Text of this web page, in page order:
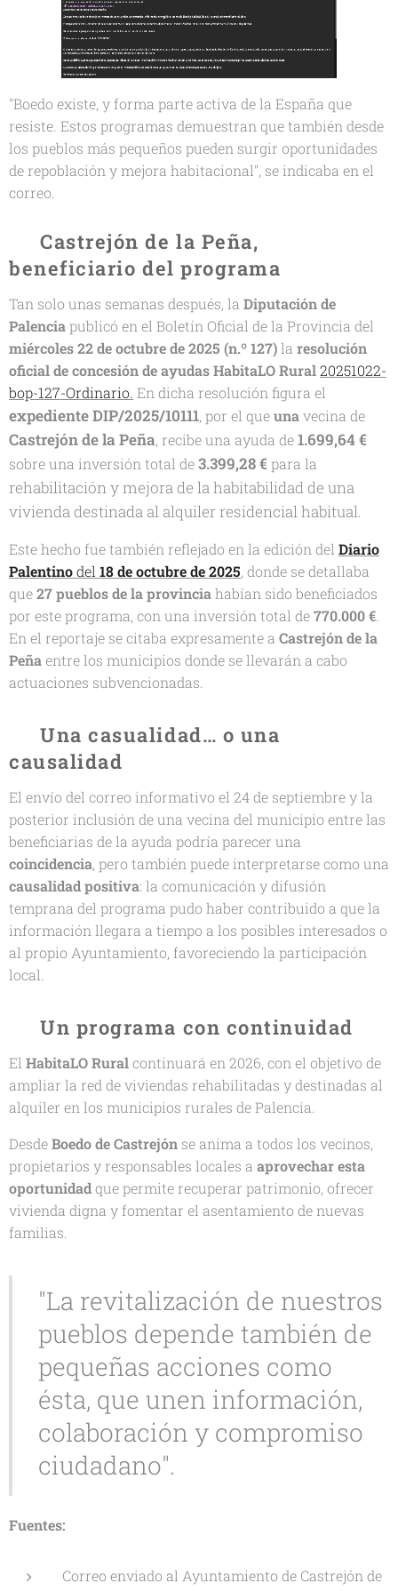
"Boedo existe, y forma parte activa de la España que
resiste. Estos programas demuestran que también desde
los pueblos más pequeños pueden surgir oportunidades
de repoblación y mejora habitacional", se indicaba en el
correo.
📰 Castrejón de la Peña,
beneficiario del programa
Tan solo unas semanas después, la Diputación de
Palencia publicó en el Boletín Oficial de la Provincia del
miércoles 22 de octubre de 2025 (n.º 127)la resolución
oficial de concesión de ayudas HabitaLO Rural20251022-
bop-127-Ordinario. En dicha resolución figura el
expediente DIP/2025/10111, por el queuna vecina de
Castrejón de la Peña, recibe una ayuda de1.699,64 €
sobre una inversión total de3.399,28 €para la
rehabilitación y mejora de la habitabilidad de una
vivienda destinada al alquiler residencial habitual.
Este hecho fue también reflejado en la edición del Diario
Palentinodel 18 de octubre de 2025, donde se detallaba
que27 pueblos de la provincia habían sido beneficiados
por este programa, con una inversión total de770.000 €.
En el reportaje se citaba expresamente a Castrejón de la
Peña entre los municipios donde se llevarán a cabo
actuaciones subvencionadas.
🌱 Una casualidad… o una
causalidad
El envío del correo informativo el 24 de septiembre y la
posterior inclusión de una vecina del municipio entre las
beneficiarias de la ayuda podría parecer una
coincidencia, pero también puede interpretarse como una
causalidad positiva: la comunicación y difusión
temprana del programa pudo haber contribuido a que la
información llegara a tiempo a los posibles interesados o
al propio Ayuntamiento, favoreciendo la participación
local.
🔄Un programa con continuidad
El HabitaLO Ruralcontinuará en 2026, con el objetivo de
ampliar la red de viviendas rehabilitadas y destinadas al
alquiler en los municipios rurales de Palencia.
DesdeBoedo de Castrejón se anima a todos los vecinos,
propietarios y responsables locales a aprovechar esta
oportunidadque permite recuperar patrimonio, ofrecer
vivienda digna y fomentar el asentamiento de nuevas
familias.
"La revitalización de nuestros
pueblos depende también de
pequeñas acciones como
ésta, que unen información,
colaboración y compromiso
ciudadano".
Fuentes:
Correo enviado al Ayuntamiento de Castrejón de